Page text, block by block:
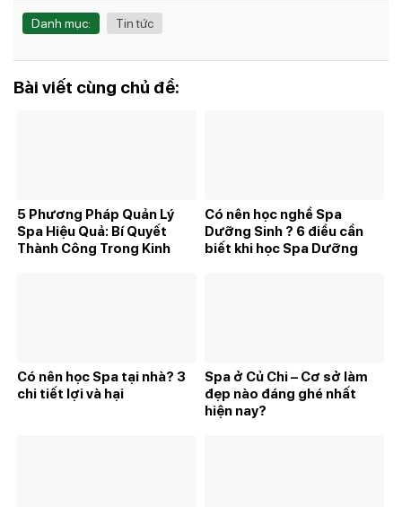
Danh mục: Tin tức
Bài viết cùng chủ đề:
5 Phương Pháp Quản Lý
Spa Hiệu Quả: Bí Quyết
Thành Công Trong Kinh
Có nên học nghề Spa
Dưỡng Sinh ? 6 điều cần
biết khi học Spa Dưỡng
Có nên học Spa tại nhà? 3
chi tiết lợi và hại
Spa ở Củ Chi – Cơ sở làm
đẹp nào đáng ghé nhất
hiện nay?